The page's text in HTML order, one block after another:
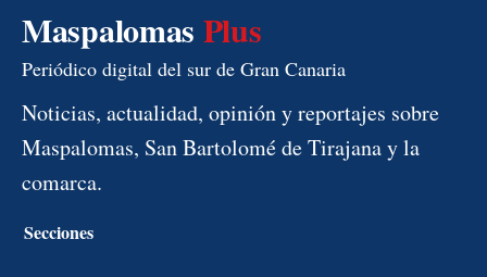
Maspalomas Plus
Periódico digital del sur de Gran Canaria
Noticias, actualidad, opinión y reportajes sobre
Maspalomas, San Bartolomé de Tirajana y la
comarca.
Secciones